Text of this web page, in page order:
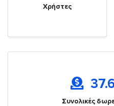
Χρήστες
Συνολικές